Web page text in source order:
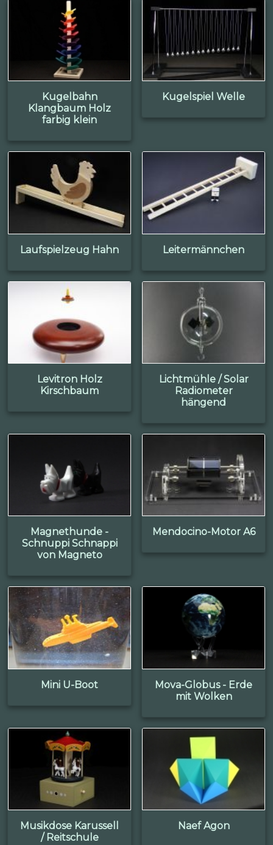
Kugelbahn
Klangbaum Holz
farbig klein
Kugelspiel Welle
Laufspielzeug Hahn Leitermännchen
Levitron Holz
Kirschbaum
Lichtmühle / Solar
Radiometer
hängend
Magnethunde -
Schnuppi Schnappi
von Magneto
Mendocino-Motor A6
Mini U-Boot
Mova-Globus - Erde
mit Wolken
Musikdose Karussell
/ Reitschule
Naef Agon